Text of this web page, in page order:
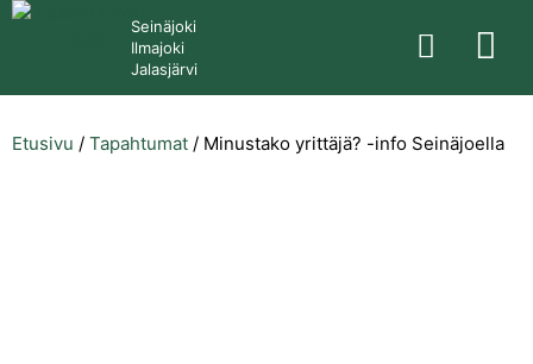
Seinäjoki
Ilmajoki
Jalasjärvi
Etusivu / Tapahtumat / Minustako yrittäjä? -info Seinäjoella